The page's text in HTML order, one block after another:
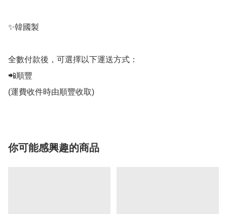
✨韓國製
全數付款後，可選擇以下運送方式：
📲順豐
(運費收件時由順豐收取)
你可能感興趣的商品